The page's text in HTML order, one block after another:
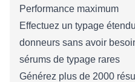
Performance maximum
Effectuez un typage
donneurs sans avoir
sérums de typage rares
Générez plus de 2000